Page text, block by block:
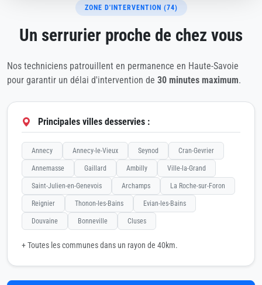
ZONE D'INTERVENTION (74)
Un serrurier proche de chez vous
Nos techniciens patrouillent en permanence en Haute-Savoie
pour garantir un délai d'intervention de 30 minutes maximum.
Principales villes desservies :
Annecy Annecy-le-Vieux Seynod Cran-Gevrier
Annemasse Gaillard Ambilly Ville-la-Grand
Saint-Julien-en-Genevois Archamps La Roche-sur-Foron
Reignier Thonon-les-Bains Evian-les-Bains
Douvaine Bonneville Cluses
+ Toutes les communes dans un rayon de 40km.